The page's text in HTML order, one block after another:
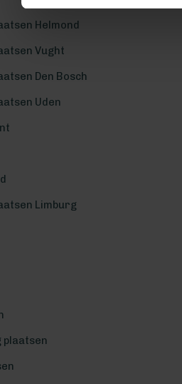
Helmond
Vught
Den Bosch
Uden
Limburg
plaatsen